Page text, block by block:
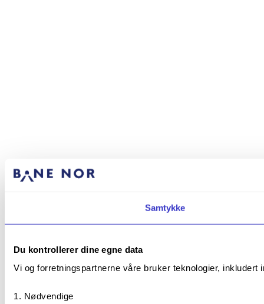
Samtykke
Du kontrollerer dine egne data
Vi og forretningspartnerne våre bruker teknologier,
Nødvendige